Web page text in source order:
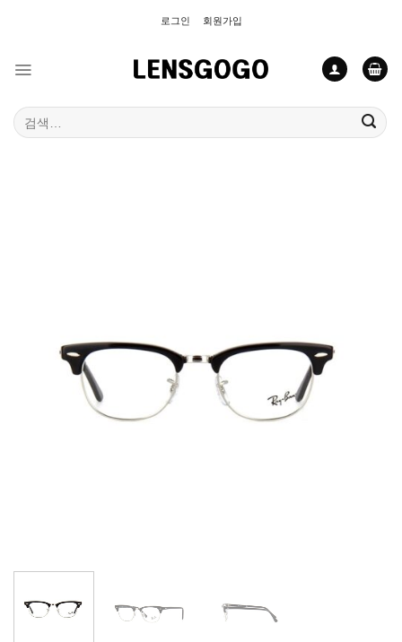
로그인 회원가입
검
색: